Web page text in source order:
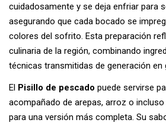
cuidadosamente y se deja enfriar para
asegurando que cada bocado se
colores del sofrito. Esta preparación
culinaria de la región, combinando
técnicas transmitidas de generación en
El Pisillo de pescado puede servirse
acompañado de arepas, arroz o
para una versión más completa. Su